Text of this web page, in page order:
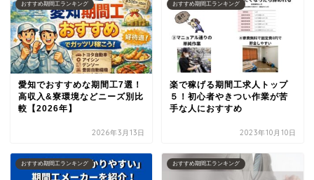
おすすめ期間工ランキング
愛知でおすすめな期間工7選！
高収入&寮環境などニーズ別比
較【2026年】
2026年3月13日
おすすめ期間工ランキング
楽で稼げる期間工求人トップ
５！初心者やきつい作業が苦
手な人におすすめ
2023年10月10日
おすすめ期間工ランキング おすすめ期間工ランキング